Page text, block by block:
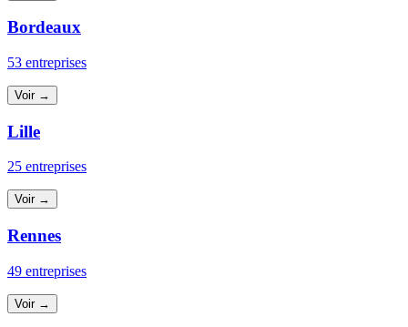
Bordeaux
53 entreprises
Voir →
Lille
25 entreprises
Voir →
Rennes
49 entreprises
Voir →